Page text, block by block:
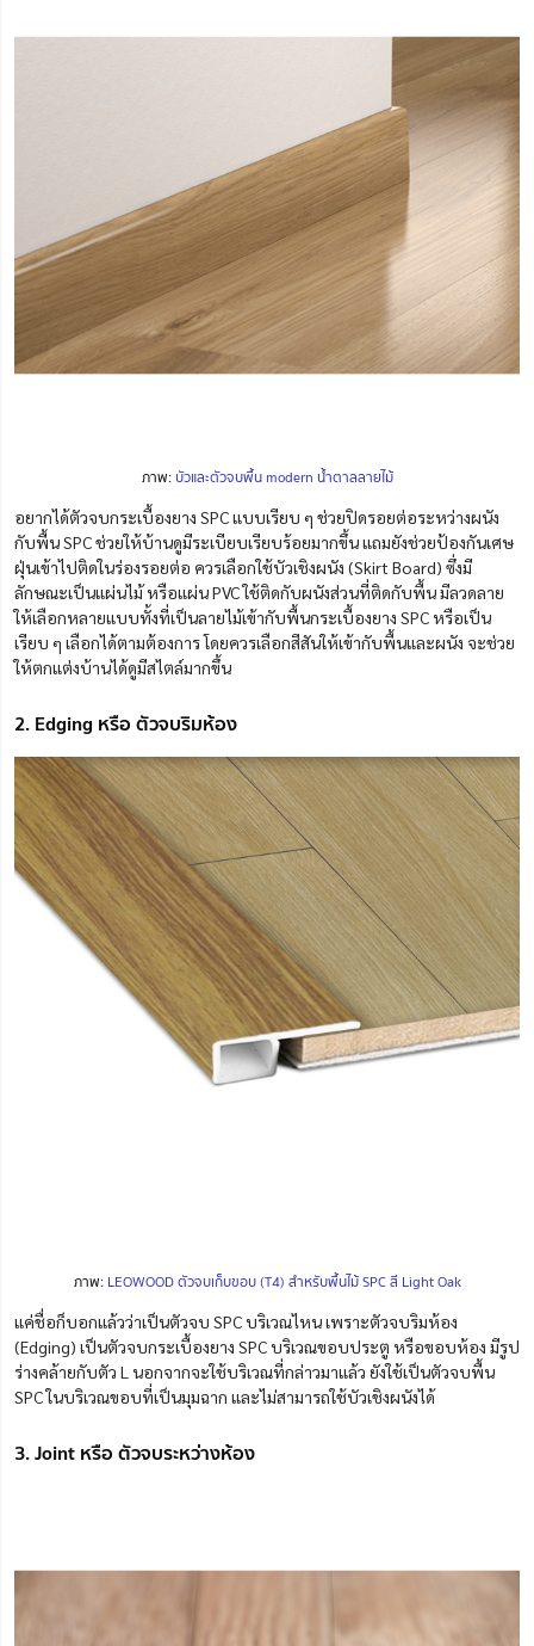
ภาพ: บัวและตัวจบพื้น modern น้ำตาลลายไม้
อยากได้ตัวจบกระเบื้องยาง SPC แบบเรียบ ๆ ช่วยปิดรอยต่อระหว่างผนัง
กับพื้น SPC ช่วยให้บ้านดูมีระเบียบเรียบร้อยมากขึ้น แถมยังช่วยป้องกันเศษ
ฝุ่นเข้าไปติดในร่องรอยต่อ ควรเลือกใช้บัวเชิงผนัง (Skirt Board) ซึ่งมี
ลักษณะเป็นแผ่นไม้ หรือแผ่น PVC ใช้ติดกับผนังส่วนที่ติดกับพื้น มีลวดลาย
ให้เลือกหลายแบบทั้งที่เป็นลายไม้เข้ากับพื้นกระเบื้องยาง SPC หรือเป็น
เรียบ ๆ เลือกได้ตามต้องการ โดยควรเลือกสีสันให้เข้ากับพื้นและผนัง จะช่วย
ให้ตกแต่งบ้านได้ดูมีสไตล์มากขึ้น
2. Edging หรือ ตัวจบริมห้อง
ภาพ: LEOWOOD ตัวจบเก็บขอบ (T4) สำหรับพื้นไม้ SPC สี Light Oak
แค่ชื่อก็บอกแล้วว่าเป็นตัวจบ SPC บริเวณไหน เพราะตัวจบริมห้อง
(Edging) เป็นตัวจบกระเบื้องยาง SPC บริเวณขอบประตู หรือขอบห้อง มีรูป
ร่างคล้ายกับตัว L นอกจากจะใช้บริเวณที่กล่าวมาแล้ว ยังใช้เป็นตัวจบพื้น
SPC ในบริเวณขอบที่เป็นมุมฉาก และไม่สามารถใช้บัวเชิงผนังได้
3. Joint หรือ ตัวจบระหว่างห้อง